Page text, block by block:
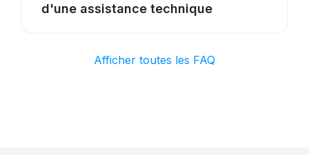
d'une assistance technique
Afficher toutes les FAQ